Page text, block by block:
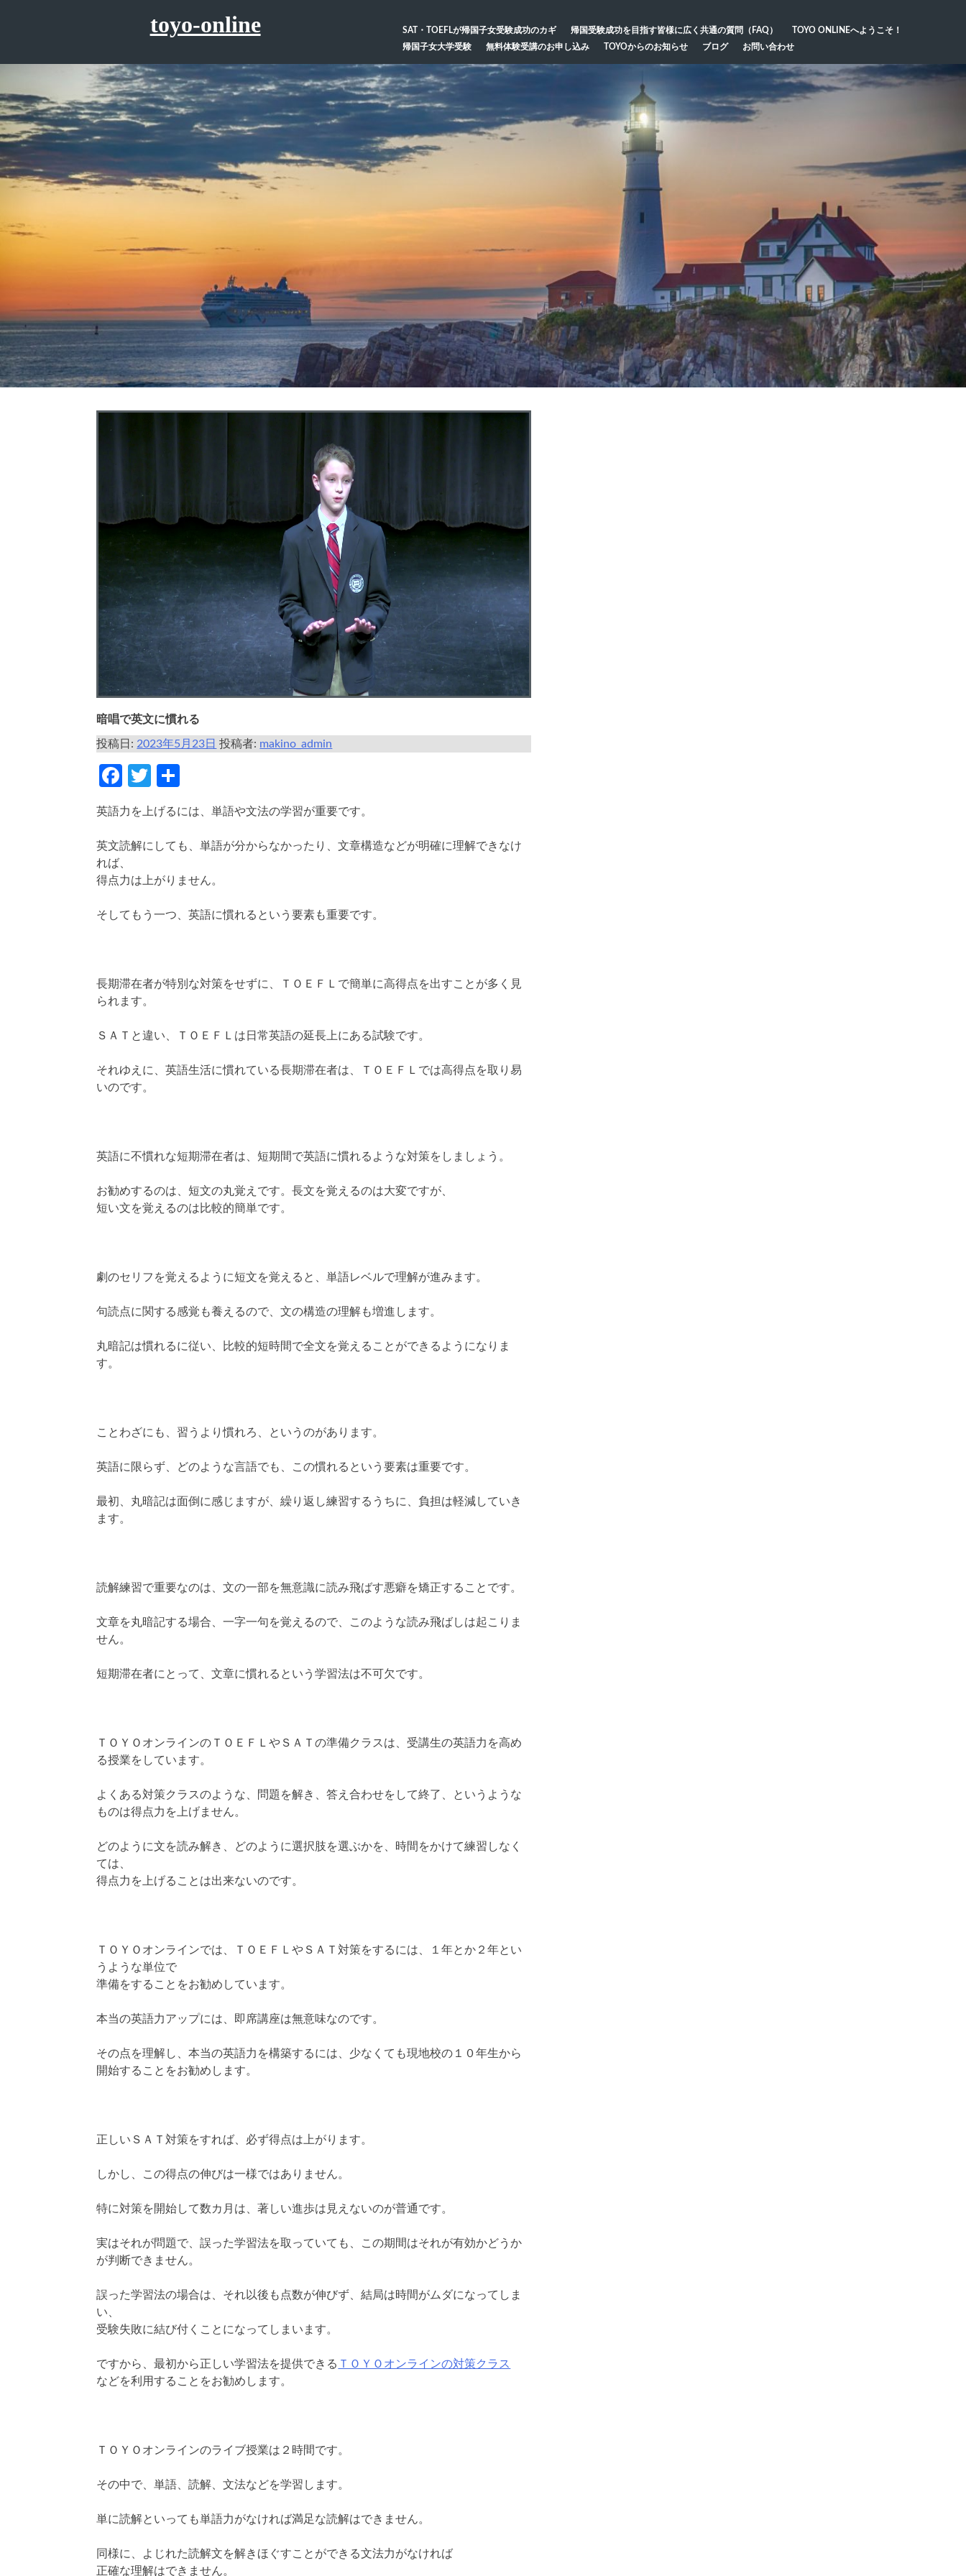
へ
ス
キ
ッ
プ
toyo-online SAT・TOEFLが帰国子女受験成功のカギ 帰国受験成功を目指す皆様に広く共通の質問（FAQ）
TOYO ONLINEへようこそ！
帰国子女大学受験
無料体験受講のお申し込み TOYOからのお知らせ ブログ お問い合わせ
暗唱で英文に慣れる
投稿日:2023年5月23日 投稿者: makino_admin
Facebook
Twitter
英語力を上げるには、単語や文法の学習が重要です。
英文読解にしても、単語が分からなかったり、文章構造などが明確に理解できなけ
れば、
得点力は上がりません。
そしてもう一つ、英語に慣れるという要素も重要です。
長期滞在者が特別な対策をせずに、ＴＯＥＦＬで簡単に高得点を出すことが多く見
られます。
ＳＡＴと違い、ＴＯＥＦＬは日常英語の延長上にある試験です。
それゆえに、英語生活に慣れている長期滞在者は、ＴＯＥＦＬでは高得点を取り易
いのです。
英語に不慣れな短期滞在者は、短期間で英語に慣れるような対策をしましょう。
お勧めするのは、短文の丸覚えです。長文を覚えるのは大変ですが、
短い文を覚えるのは比較的簡単です。
劇のセリフを覚えるように短文を覚えると、単語レベルで理解が進みます。
句読点に関する感覚も養えるので、文の構造の理解も増進します。
丸暗記は慣れるに従い、比較的短時間で全文を覚えることができるようになりま
す。
ことわざにも、習うより慣れろ、というのがあります。
英語に限らず、どのような言語でも、この慣れるという要素は重要です。
最初、丸暗記は面倒に感じますが、繰り返し練習するうちに、負担は軽減していき
ます。
読解練習で重要なのは、文の一部を無意識に読み飛ばす悪癖を矯正することです。
文章を丸暗記する場合、一字一句を覚えるので、このような読み飛ばしは起こりま
せん。
短期滞在者にとって、文章に慣れるという学習法は不可欠です。
ＴＯＹＯオンラインのＴＯＥＦＬやＳＡＴの準備クラスは、受講生の英語力を高め
る授業をしています。
よくある対策クラスのような、問題を解き、答え合わせをして終了、というような
ものは得点力を上げません。
どのように文を読み解き、どのように選択肢を選ぶかを、時間をかけて練習しなく
ては、
得点力を上げることは出来ないのです。
ＴＯＹＯオンラインでは、ＴＯＥＦＬやＳＡＴ対策をするには、１年とか２年とい
うような単位で
準備をすることをお勧めしています。
本当の英語力アップには、即席講座は無意味なのです。
その点を理解し、本当の英語力を構築するには、少なくても現地校の１０年生から
開始することをお勧めします。
正しいＳＡＴ対策をすれば、必ず得点は上がります。
しかし、この得点の伸びは一様ではありません。
特に対策を開始して数カ月は、著しい進歩は見えないのが普通です。
実はそれが問題で、誤った学習法を取っていても、この期間はそれが有効かどうか
が判断できません。
誤った学習法の場合は、それ以後も点数が伸びず、結局は時間がムダになってしま
い、
受験失敗に結び付くことになってしまいます。
ですから、最初から正しい学習法を提供できる ＴＯＹＯオンラインの対策クラス
などを利用することをお勧めします。
ＴＯＹＯオンラインのライブ授業は２時間です。
その中で、単語、読解、文法などを学習します。
単に読解といっても単語力がなければ満足な読解はできません。
同様に、よじれた読解文を解きほぐすことができる文法力がなければ
正確な理解はできません。